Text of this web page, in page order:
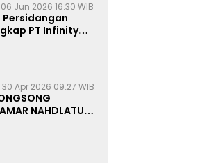
Jun 2026 16:30 WIB
Persidangan
PT Infinity
Apr 2026 09:27 WIB
NAHDLATUL